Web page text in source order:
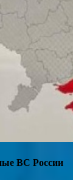
ВС России